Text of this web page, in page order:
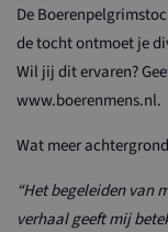
De
de tocht ontmoet je
Wil jij dit ervaren?
www.boerenmens.nl.
Wat meer
“Het begeleiden van
verhaal geeft mij